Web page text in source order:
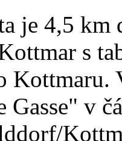
je 4,5
s
Kottmaru.
Gasse" v